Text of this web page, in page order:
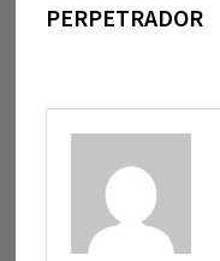
PERPETRADOR